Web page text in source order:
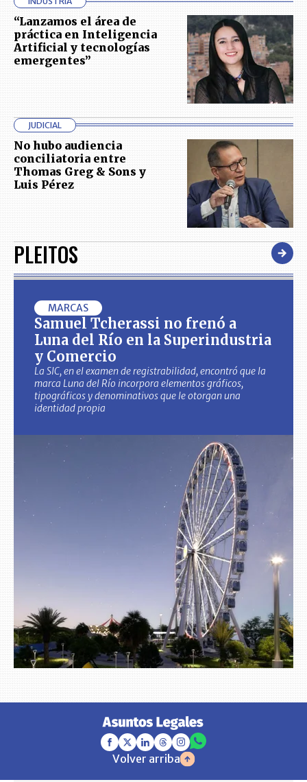
“Lanzamos el área de
práctica en Inteligencia
Artificial y tecnologías
emergentes”
JUDICIAL
No hubo audiencia
conciliatoria entre
Thomas Greg & Sons y
Luis Pérez
PLEITOS
MARCAS
Samuel Tcherassi no frenó a
Luna del Río en la Superindustria
y Comercio
La SIC, en el examen de registrabilidad, encontró que la
marca Luna del Río incorpora elementos gráficos,
tipográficos y denominativos que le otorgan una
identidad propia
Volver arriba